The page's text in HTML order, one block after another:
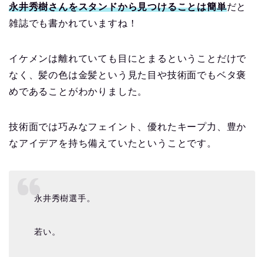
永井秀樹さんをスタンドから見つけることは簡単だと
雑誌でも書かれていますね！
イケメンは離れていても目にとまるということだけで
なく、髪の色は金髪という見た目や技術面でもベタ褒
めであることがわかりました。
技術面では巧みなフェイント、優れたキープ力、豊か
なアイデアを持ち備えていたということです。
永井秀樹選手。
若い。